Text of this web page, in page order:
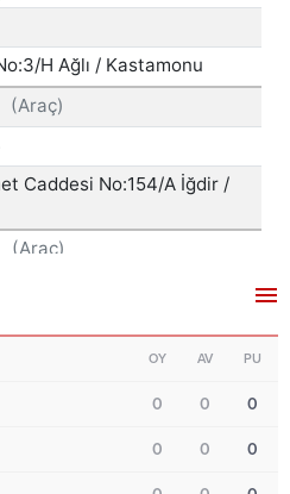
OY AV PU
0 0 0
0 0 0